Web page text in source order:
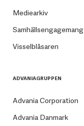
Mediearkiv
Samhällsengagemang
Visselblåsaren
ADVANIAGRUPPEN
Advania Corporation
Advania Danmark